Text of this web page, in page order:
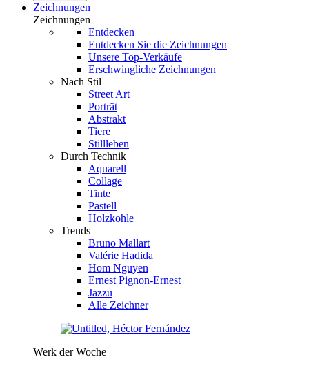
Zeichnungen
Zeichnungen
Entdecken
Entdecken Sie die Zeichnungen
Unsere Top-Verkäufe
Erschwingliche Zeichnungen
Nach Stil
Street Art
Porträt
Abstrakt
Tiere
Stillleben
Durch Technik
Aquarell
Collage
Tinte
Pastell
Holzkohle
Trends
Bruno Mallart
Valérie Hadida
Hom Nguyen
Ernest Pignon-Ernest
Jazzu
Alle Zeichner
Werk der Woche